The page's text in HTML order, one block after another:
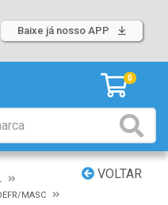
Baixe já nosso APP
0
VOLTAR
MASC